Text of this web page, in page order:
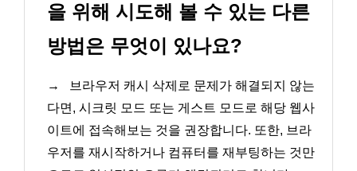
을 위해 시도해 볼 수 있는 다른
방법은 무엇이 있나요?
→
브라우저 캐시 삭제로 문제가 해결되지 않는
다면, 시크릿 모드 또는 게스트 모드로 해당 웹사
이트에 접속해보는 것을 권장합니다. 또한, 브라
우저를 재시작하거나 컴퓨터를 재부팅하는 것만